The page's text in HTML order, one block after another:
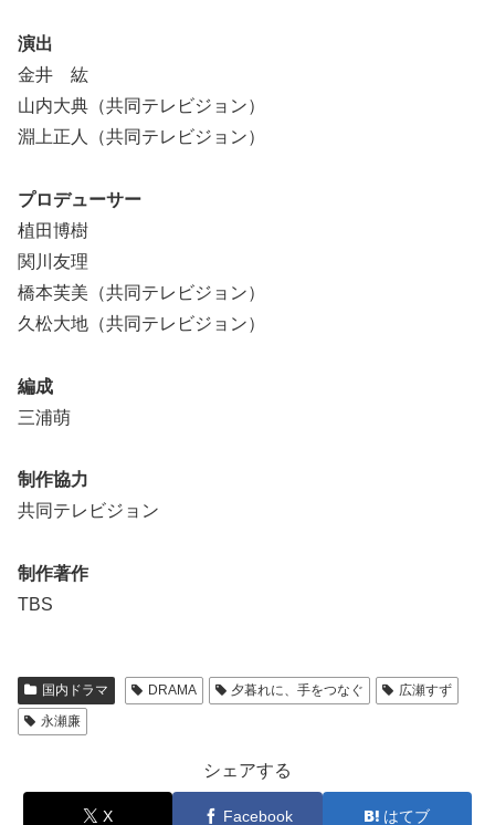
演出
金井 紘
山内大典（共同テレビジョン）
淵上正人（共同テレビジョン）
プロデューサー
植田博樹
関川友理
橋本芙美（共同テレビジョン）
久松大地（共同テレビジョン）
編成
三浦萌
制作協力
共同テレビジョン
制作著作
TBS
国内ドラマ DRAMA 夕暮れに、手をつなぐ
広瀬すず
永瀬廉
シェアする
X Facebook はてブ